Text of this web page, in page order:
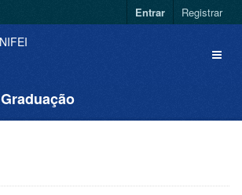
Entrar Registrar
Graduação